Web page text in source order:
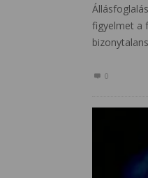
figyelmet a
0